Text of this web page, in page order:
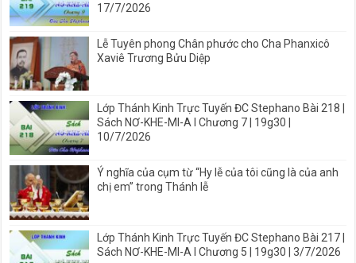
17/7/2026
Lễ Tuyên phong Chân phước cho Cha Phanxicô
Xaviê Trương Bửu Diệp
Lớp Thánh Kinh Trực Tuyến ĐC Stephano Bài 218 |
Sách NƠ-KHE-MI-A I Chương 7 | 19g30 |
10/7/2026
Ý nghĩa của cụm từ “Hy lễ của tôi cũng là của anh
chị em” trong Thánh lễ
Lớp Thánh Kinh Trực Tuyến ĐC Stephano Bài 217 |
Sách NƠ-KHE-MI-A I Chương 5 | 19g30 | 3/7/2026